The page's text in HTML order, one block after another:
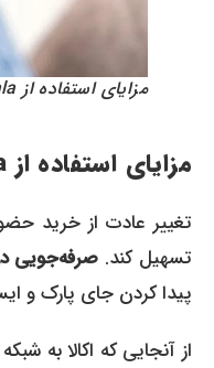
مزایای استفاده از Okala : چرا باید آنلاین خرید کنیم؟
مزایای استفاده از Okala : چرا باید آنلاین خرید کنیم؟
تغییر عادت از خرید
تسهیل کند. صرفه‌جویی
پیدا کردن جای پارک
از آنجایی که اکالا